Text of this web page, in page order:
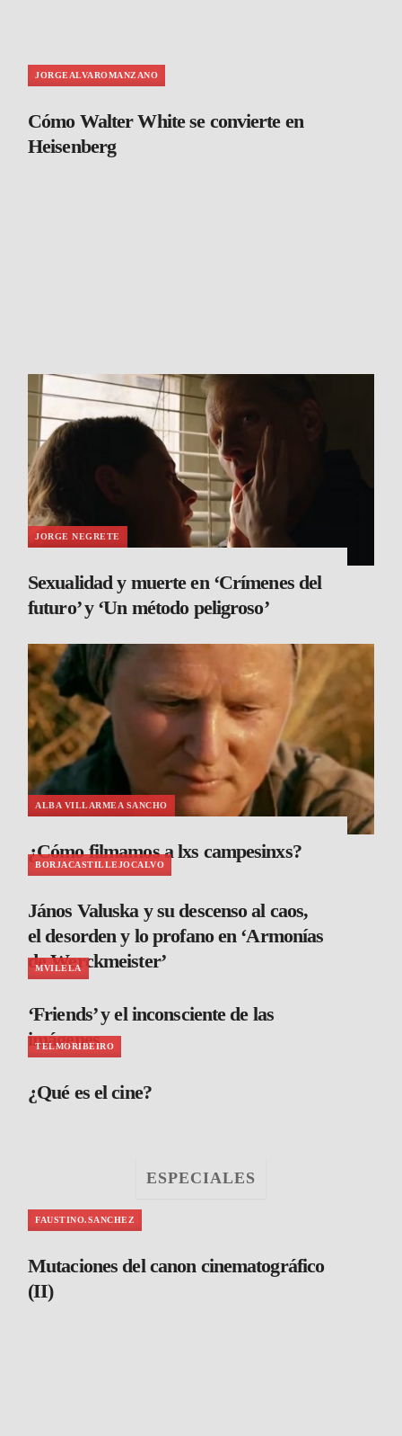
JORGEALVAROMANZANO
Cómo Walter White se convierte en
Heisenberg
JORGE NEGRETE
Sexualidad y muerte en ‘Crímenes del
futuro’ y ‘Un método peligroso’
ALBA VILLARMEA SANCHO
¿Cómo filmamos a lxs campesinxs?
BORJACASTILLEJOCALVO
János Valuska y su descenso al caos,
el desorden y lo profano en ‘Armonías
de Werckmeister’
MVILELA
‘Friends’ y el inconsciente de las
imágenes
TELMORIBEIRO
¿Qué es el cine?
ESPECIALES
FAUSTINO.SANCHEZ
Mutaciones del canon cinematográfico
(II)